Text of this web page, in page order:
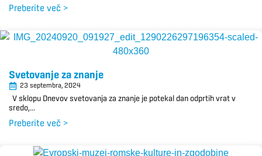
Preberite več >
Svetovanje za znanje
23 septembra, 2024
V sklopu Dnevov svetovanja za znanje je potekal dan odprtih vrat v
sredo,...
Preberite več >